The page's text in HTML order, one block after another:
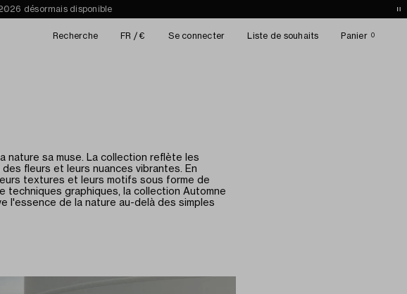
désormais disponible
Recherche FR / € Se connecter Liste de souhaits Panier 0
nature sa muse. La collection reflète les
des fleurs et leurs nuances vibrantes. En
textures et leurs motifs sous forme de
techniques graphiques, la collection Automne
l'essence de la nature au-delà des simples